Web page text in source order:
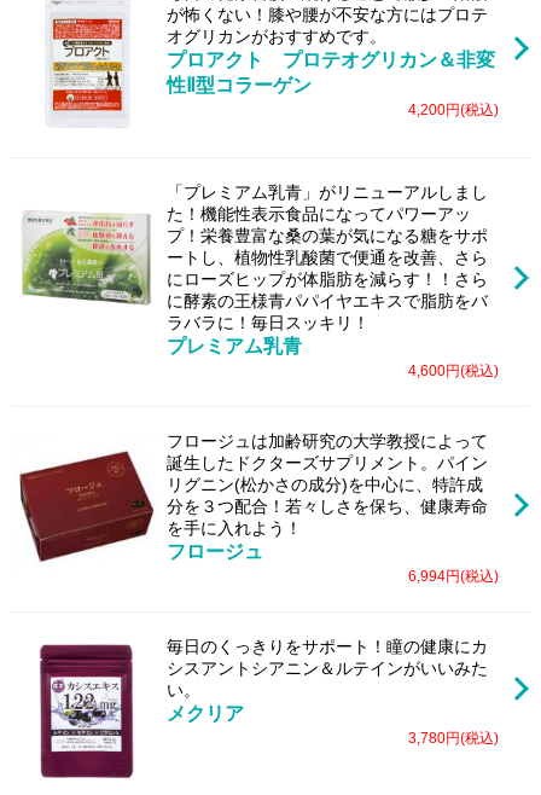
が怖くない！膝や腰が不安な方にはプロテ
オグリカンがおすすめです。
プロアクト プロテオグリカン＆非変
性Ⅱ型コラーゲン
4,200円(税込)
「プレミアム乳青」がリニューアルしまし
た！機能性表示食品になってパワーアッ
プ！栄養豊富な桑の葉が気になる糖をサポ
ートし、植物性乳酸菌で便通を改善、さら
にローズヒップが体脂肪を減らす！！さら
に酵素の王様青パパイヤエキスで脂肪をバ
ラバラに！毎日スッキリ！
プレミアム乳青
4,600円(税込)
フロージュは加齢研究の大学教授によって
誕生したドクターズサプリメント。パイン
リグニン(松かさの成分)を中心に、特許成
分を３つ配合！若々しさを保ち、健康寿命
を手に入れよう！
フロージュ
6,994円(税込)
毎日のくっきりをサポート！瞳の健康にカ
シスアントシアニン＆ルテインがいいみた
い。
メクリア
3,780円(税込)